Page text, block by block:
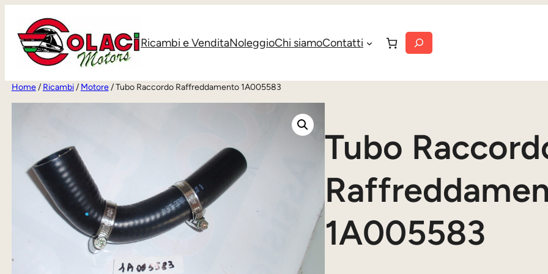
contenuto
Ricambi e VenditaNoleggioChi siamoContatti Cerca
Home/ Ricambi/ Motore/ Tubo Raccordo Raffreddamento 1A005583
Tubo
1A005583